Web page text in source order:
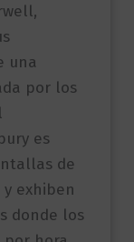
una
por los
es
de
exhiben
donde los